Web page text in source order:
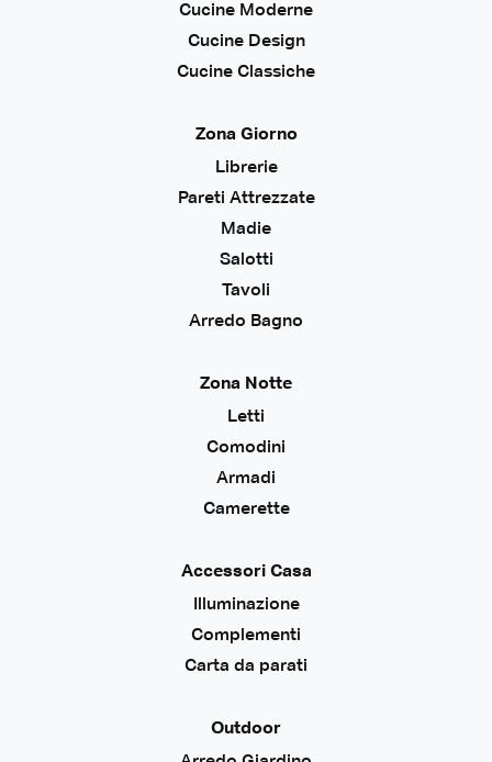
Cucine Moderne
Cucine Design
Cucine Classiche
Zona Giorno
Librerie
Pareti Attrezzate
Madie
Salotti
Tavoli
Arredo Bagno
Zona Notte
Letti
Comodini
Armadi
Camerette
Accessori Casa
Illuminazione
Complementi
Carta da parati
Outdoor